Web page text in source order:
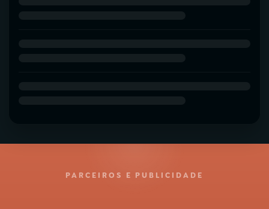
PARCEIROS E PUBLICIDADE